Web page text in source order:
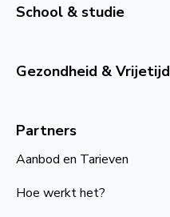
School & studie
Gezondheid & Vrijetijd
Partners
Aanbod en Tarieven
Hoe werkt het?